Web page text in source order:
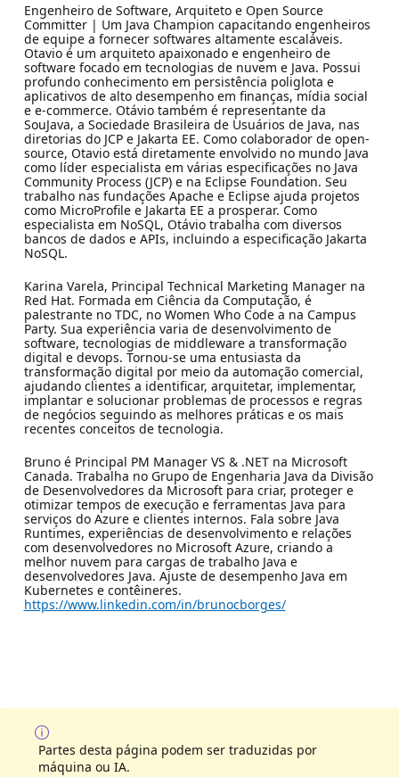
Engenheiro de Software, Arquiteto e Open Source
Committer | Um Java Champion capacitando engenheiros
de equipe a fornecer softwares altamente escaláveis.
Otavio é um arquiteto apaixonado e engenheiro de
software focado em tecnologias de nuvem e Java. Possui
profundo conhecimento em persistência poliglota e
aplicativos de alto desempenho em finanças, mídia social
e e-commerce. Otávio também é representante da
SouJava, a Sociedade Brasileira de Usuários de Java, nas
diretorias do JCP e Jakarta EE. Como colaborador de open-
source, Otavio está diretamente envolvido no mundo Java
como líder especialista em várias especificações no Java
Community Process (JCP) e na Eclipse Foundation. Seu
trabalho nas fundações Apache e Eclipse ajuda projetos
como MicroProfile e Jakarta EE a prosperar. Como
especialista em NoSQL, Otávio trabalha com diversos
bancos de dados e APIs, incluindo a especificação Jakarta
NoSQL.
Karina Varela, Principal Technical Marketing Manager na
Red Hat. Formada em Ciência da Computação, é
palestrante no TDC, no Women Who Code a na Campus
Party. Sua experiência varia de desenvolvimento de
software, tecnologias de middleware a transformação
digital e devops. Tornou-se uma entusiasta da
transformação digital por meio da automação comercial,
ajudando clientes a identificar, arquitetar, implementar,
implantar e solucionar problemas de processos e regras
de negócios seguindo as melhores práticas e os mais
recentes conceitos de tecnologia.
Bruno é Principal PM Manager VS & .NET na Microsoft
Canada. Trabalha no Grupo de Engenharia Java da Divisão
de Desenvolvedores da Microsoft para criar, proteger e
otimizar tempos de execução e ferramentas Java para
serviços do Azure e clientes internos. Fala sobre Java
Runtimes, experiências de desenvolvimento e relações
com desenvolvedores no Microsoft Azure, criando a
melhor nuvem para cargas de trabalho Java e
desenvolvedores Java. Ajuste de desempenho Java em
Kubernetes e contêineres.
https://www.linkedin.com/in/brunocborges/
Partes desta página podem ser traduzidas por
máquina ou IA.